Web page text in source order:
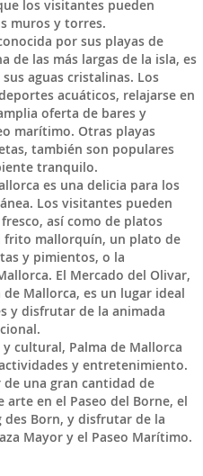
los visitantes pueden
muros y torres.
por sus playas de
de las más largas de la isla, es
aguas cristalinas. Los
acuáticos, relajarse en
oferta de bares y
marítimo. Otras playas
también son populares
tranquilo.
es una delicia para los
Los visitantes pueden
así como de platos
frito mallorquín, un plato de
y pimientos, o la
El Mercado del Olivar,
Mallorca, es un lugar ideal
y disfrutar de la animada
cultural, Palma de Mallorca
y entretenimiento.
una gran cantidad de
en el Paseo del Borne, el
des Born, y disfrutar de la
Mayor y el Paseo Marítimo.